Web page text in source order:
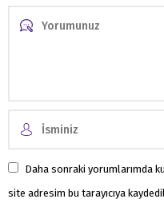
Daha sonraki yorumlarımda
site adresim bu tarayıcıya